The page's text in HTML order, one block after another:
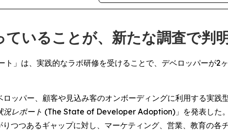
いることが、新たな調査で判
」は、実践的なラボ研修を受けることで、デベロッパーが2
ッパー、顧客や見込み客のオンボーディングに利用する実践
況レポート (The State of Developer Adoption) 」を発表した
つつあるギャップに対し、マーケティング、営業、教育の各